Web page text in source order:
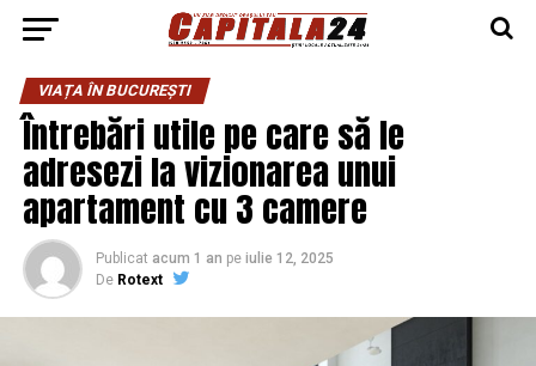
VIAȚA ÎN BUCUREȘTI
Întrebări utile pe care să le
adresezi la vizionarea unui
apartament cu 3 camere
Publicat acum 1 an pe iulie 12, 2025
De Rotext